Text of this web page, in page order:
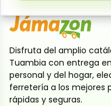
Disfruta del amplio
Tuambia con entrega
personal y del hogar,
ferretería a los mejores
rápidas y seguras.